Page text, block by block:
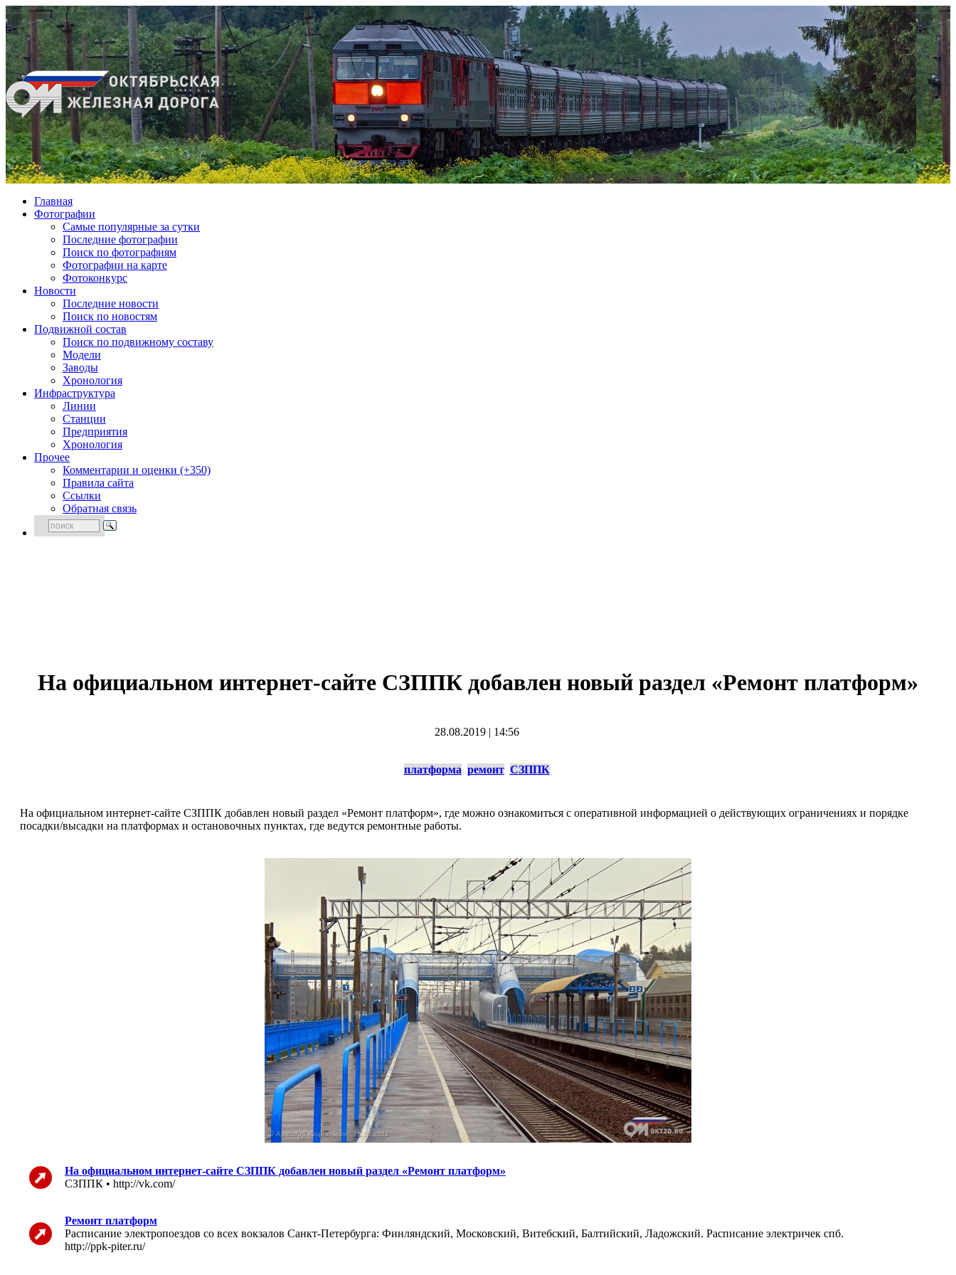
Главная
Фотографии
Cамые популярные за сутки
Последние фотографии
Поиск по фотографиям
Фотографии на карте
Фотоконкурс
Новости
Последние новости
Поиск по новостям
Подвижной состав
Поиск по подвижному составу
Модели
Заводы
Хронология
Инфраструктура
Линии
Станции
Предприятия
Хронология
Прочее
Комментарии и оценки (+350)
Правила сайта
Ссылки
Обратная связь
На официальном интернет-сайте СЗППК добавлен новый раздел «Ремонт платформ»
28.08.2019| 14:56
платформа ремонт СЗППК
На официальном интернет-сайте СЗППК добавлен новый раздел «Ремонт платформ», где можно ознакомиться с оперативной информацией о действующих ограничениях и порядке
посадки/высадки на платформах и остановочных пунктах, где ведутся ремонтные работы.
На официальном интернет-сайте СЗППК добавлен новый раздел «Ремонт платформ»
СЗППК • http://vk.com/
Ремонт платформ
Расписание электропоездов со всех вокзалов Санкт-Петербурга: Финляндский, Московский, Витебский, Балтийский, Ладожский. Расписание электричек спб.
http://ppk-piter.ru/